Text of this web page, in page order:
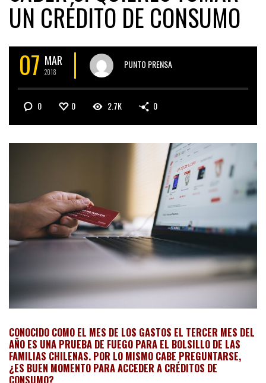
UN CRÉDITO DE CONSUMO
07 MAR
2018
PUNTO PRENSA
0 0 2.7K 0
CONOCIDO COMO EL MES DE LOS GASTOS EL TERCER MES DEL
AÑO ES UNA PRUEBA DE FUEGO PARA EL BOLSILLO DE LAS
FAMILIAS CHILENAS. POR LO MISMO CABE PREGUNTARSE,
¿ES BUEN MOMENTO PARA ACCEDER A CRÉDITOS DE
CONSUMO?